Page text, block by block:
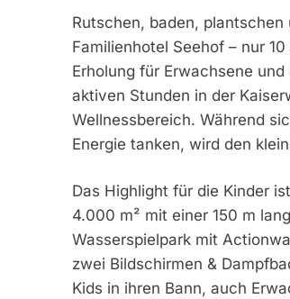
Rutschen, baden,
Familienhotel Seehof – nur
Erholung für Erwachsene
aktiven Stunden in der
Wellnessbereich. Während
Energie tanken, wird den
Das Highlight für die Kinder
4.000 m² mit einer 150 m
Wasserspielpark mit
zwei Bildschirmen &
Kids in ihren Bann, auch